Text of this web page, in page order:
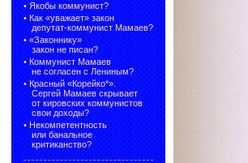
• Якобы коммунист?
• Как «уважает» закон
депутат-коммунист Мамаев?
• «Законнику»
закон не писан?
• Коммунист Мамаев
не согласен с Лениным?
• Красный «Корейко*».
Сергей Мамаев скрывает
от кировских коммунистов
свои доходы?
• Некомпетентность
или банальное
критиканство?